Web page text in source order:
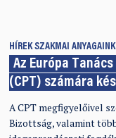
HÍREK SZAKMAI ANYAGAINK
Az Európa
(CPT) számára
A CPT megfigyelőivel
Bizottság, valamint